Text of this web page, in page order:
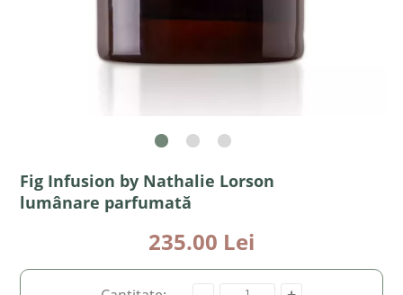
Fig Infusion by Nathalie Lorson
lumânare parfumată
235.00 Lei